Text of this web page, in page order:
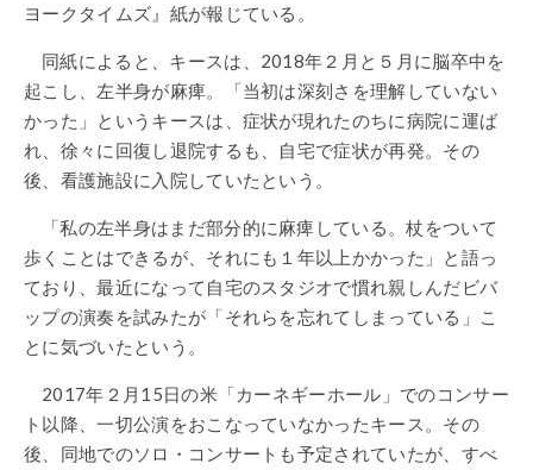
ヨークタイムズ』紙が報じている。
同紙によると、キースは、2018年２月と５月に脳卒中を
起こし、左半身が麻痺。「当初は深刻さを理解していない
かった」というキースは、症状が現れたのちに病院に運ば
れ、徐々に回復し退院するも、自宅で症状が再発。その
後、看護施設に入院していたという。
「私の左半身はまだ部分的に麻痺している。杖をついて
歩くことはできるが、それにも１年以上かかった」と語っ
ており、最近になって自宅のスタジオで慣れ親しんだビバ
ップの演奏を試みたが「それらを忘れてしまっている」こ
とに気づいたという。
2017年２月15日の米「カーネギーホール」でのコンサー
ト以降、一切公演をおこなっていなかったキース。その
後、同地でのソロ・コンサートも予定されていたが、すべ